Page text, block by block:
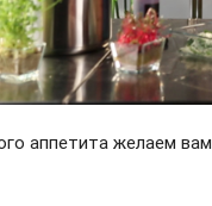
аппетита желаем